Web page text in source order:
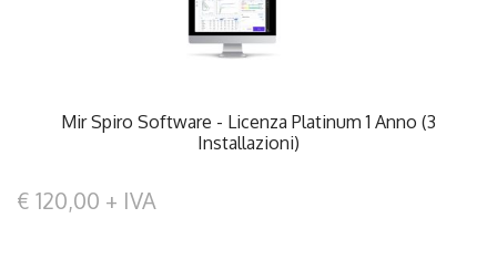
Mir Spiro Software - Licenza Platinum 1 Anno (3
Installazioni)
€ 120,00 + IVA